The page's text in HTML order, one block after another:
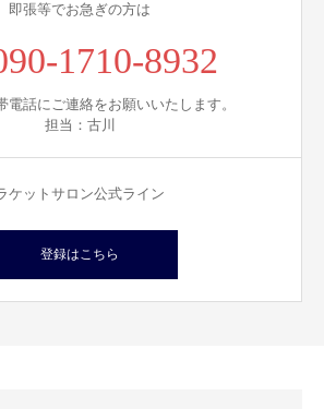
即張等でお急ぎの方は
1710-8932
電話にご連絡をお願いいたします。
担当：古川
ケットサロン公式ライン
登録はこちら